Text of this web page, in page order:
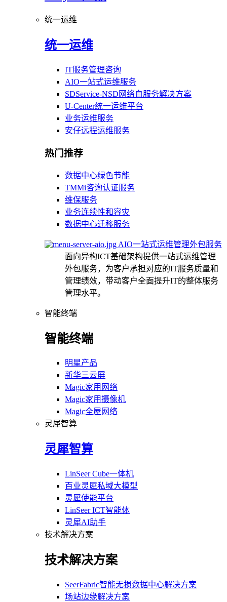
统一运维
统一运维
IT服务管理咨询
AIO一站式运维服务
SDService-NSD网络自服务解决方案
U-Center统一运维平台
业务运维服务
安仔远程运维服务
热门推荐
数据中心绿色节能
TMMi咨询认证服务
维保服务
业务连续性和容灾
数据中心迁移服务
AIO一站式运维管理外包服务
面向异构ICT基础架构提供一站式运维管理
外包服务，为客户承担对应的IT服务质量和
管理绩效，带动客户全面提升IT的整体服务
管理水平。
智能终端
智能终端
明星产品
新华三云屏
Magic家用网络
Magic家用摄像机
Magic全屋网络
灵犀智算
灵犀智算
LinSeer Cube一体机
百业灵犀私域大模型
灵犀使能平台
LinSeer ICT智能体
灵犀AI助手
技术解决方案
技术解决方案
SeerFabric智能无损数据中心解决方案
场站边缘解决方案